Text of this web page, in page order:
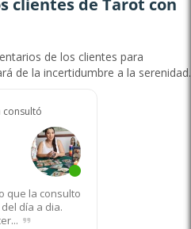
de los clientes para
de la incertidumbre a la serenidad.
consultó
que la consulto
día a dia.